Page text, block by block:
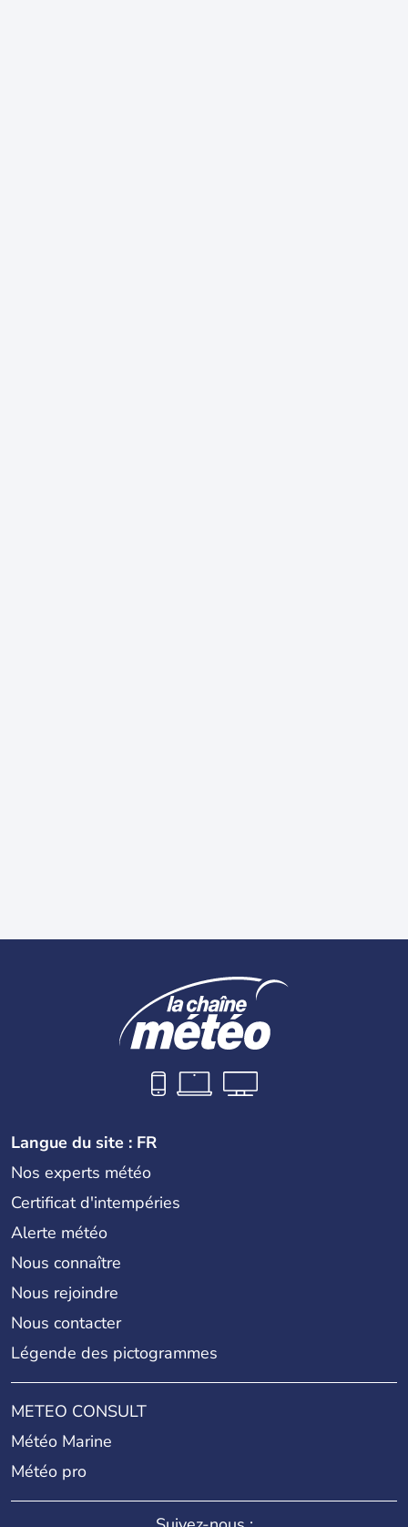
Langue du site : FR
Nos experts météo
Certificat d'intempéries
Alerte météo
Nous connaître
Nous rejoindre
Nous contacter
Légende des pictogrammes
METEO CONSULT
Météo Marine
Météo pro